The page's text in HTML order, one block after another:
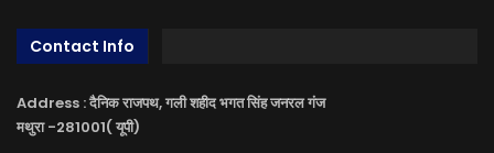
Contact Info
Address : दैनिक राजपथ, गली शहीद भगत सिंह जनरल गंज
मथुरा -281001( यूपी)